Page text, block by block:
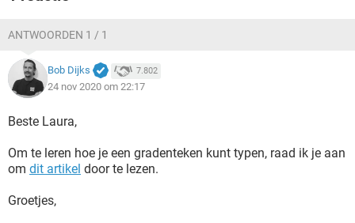
ANTWOORDEN 1 / 1
Bob Dijks 7.802
24 nov 2020 om 22:17
Beste Laura,
Om te leren hoe je een gradenteken kunt typen, raad ik je aan
om dit artikel door te lezen.
Groetjes,